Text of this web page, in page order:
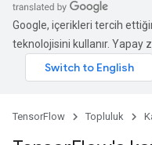
Google, içerikleri tercih
teknolojisini kullanır. Yapay
TensorFlow Topluluk